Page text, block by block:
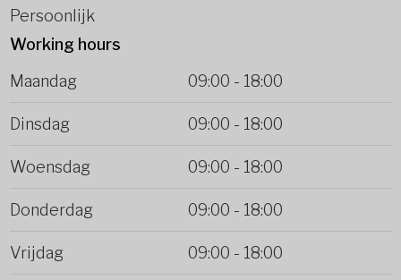
Persoonlijk
Working hours
Maandag
09:00 - 18:00
Dinsdag 09:00 - 18:00
Woensdag 09:00 - 18:00
Donderdag 09:00 - 18:00
Vrijdag 09:00 - 18:00